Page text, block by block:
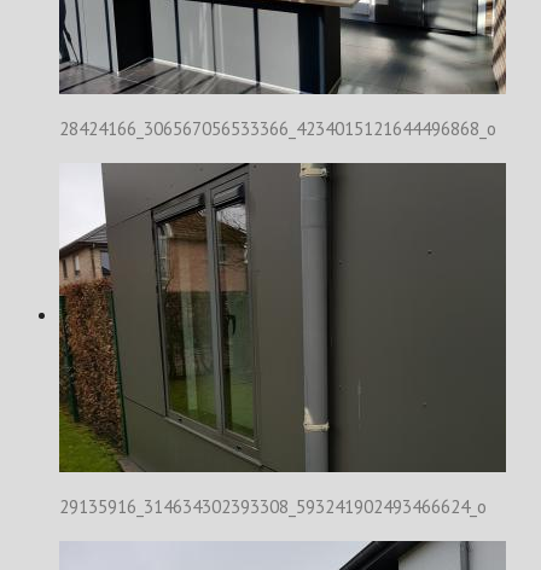
28424166_306567056533366_4234015121644496868_o
29135916_314634302393308_593241902493466624_o